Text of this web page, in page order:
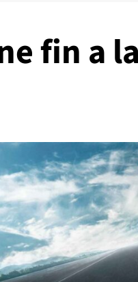
fin a